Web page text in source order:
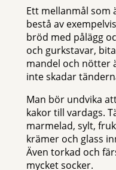
Ett mellanmål som
bestå av
bröd med pålägg
och gurkstavar,
mandel och nötter
inte skadar
Man bör undvika
kakor till vardags.
marmelad, sylt,
krämer och glass
Även torkad och
mycket socker.